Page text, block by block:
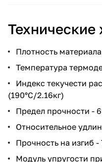
Технические
Плотность
Температура
Индекс текучести
(190°C/2.16кг)
Предел прочности -
Относительное
Прочность на изгиб
Модуль упругости